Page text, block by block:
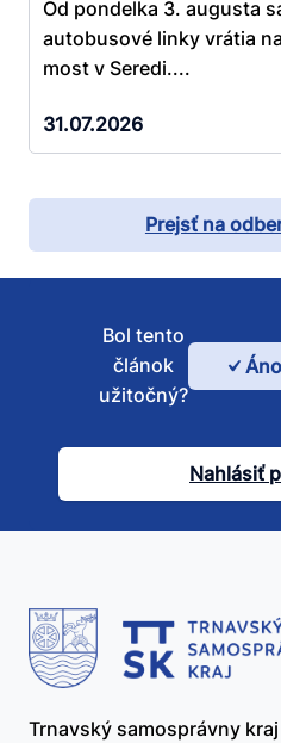
Od pondelka 3. augusta
autobusové linky vrátia
most v Seredi....
31.07.2026
Prejsť na
Bol tento
článok
užitočný?
Áno
Nahlásiť
Trnavský samosprávny kraj